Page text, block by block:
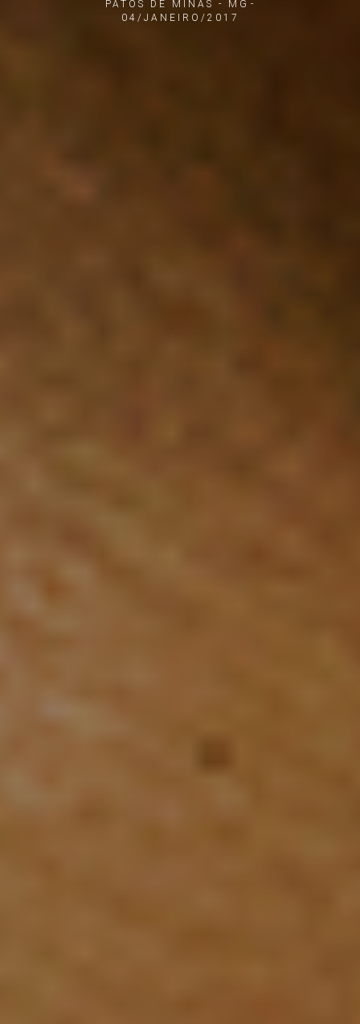
PATOS DE MINAS - MG
04/JANEIRO/2017